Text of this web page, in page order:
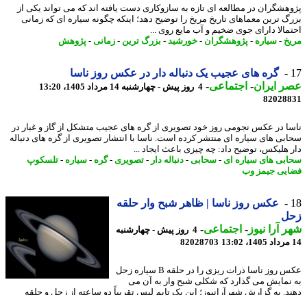
در مطالعه ای تازه به سازوکاری دست یافته اند که می تواند یکی از
ترین معماهای تاریخ مریخ را توضیح دهد؛ اینکه چگونه سیاره ای که زمانی
دارای جوی ضخیم و آب مایع روی ...
- سیاره-پژوهشگران- خورشید -بزرگ ترین- زمانی-پژوهش
گره های عجیب یک دنباله دار در عکس روز ناسا
ایران- اجتماعی-4 روز پیش - چهارشنبه 14 مرداد 1405، 13:20
در عکس نجومی روز خود تصویری از گره های عجیب متشکل از گاز و غبار در
های سیاره ای منتشر کرده است. ناسا با انتشار تصویری از گره های دنباله
هلیکس، توضیح داد: چه چیزی باعث ایجاد ...
های سیاره ای - سحابی-دنباله دار-تصویری- گره-سیاره-تلسکوپ
جیمز وب
عکس روز ناسا | ظاهر شبح وار حلقه
آرا نیوز-اجتماعی-
4 روز پیش - چهارشنبه
82028703
عکس روز ناسا ذرات ریزی را در حلقه B سیاره زحل
می گذارد که شکلی شبح وار به آن می
به گزارش شهرآرانیوز؛ این یک تایم لپس تقریباً دو ساعته از زحل و حلقه